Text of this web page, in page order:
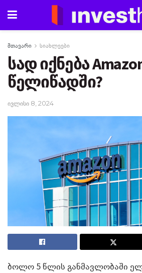
მთავარი სიახლეები
სად იქნება
წელიწადში?
ივლისი 8, 2024
ბოლო 5 წლის განმავლობაში